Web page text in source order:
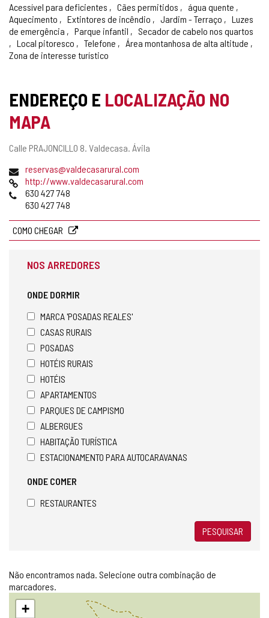
Acessível para deficientes Cães permitidos
água quente
Aquecimento
Extintores de incêndio Jardim - Terraço
Luzes
de emergência
Parque infantil
Secador de cabelo nos quartos
Local pitoresco
Telefone
Área montanhosa de alta altitude
Zona de interesse turístico
ENDEREÇO E LOCALIZAÇÃO NO
MAPA
Endereço
Calle PRAJONCILLO 8. Valdecasa. Ávila
Endereço
de
email
reservas@valdecasarural.com
Pagina
web
http://www.valdecasarural.com
Telefones
630 427 748
630 427 748
COMO CHEGAR
NOS ARREDORES
ONDE DORMIR
MARCA 'POSADAS REALES'
CASAS RURAIS
POSADAS
HOTÉIS RURAIS
HOTÉIS
APARTAMENTOS
PARQUES DE CAMPISMO
ALBERGUES
HABITAÇÃO TURÍSTICA
ESTACIONAMENTO PARA AUTOCARAVANAS
ONDE COMER
RESTAURANTES
PESQUISAR
Não encontramos nada. Selecione outra combinação de
marcadores.
Pular
mapa
+